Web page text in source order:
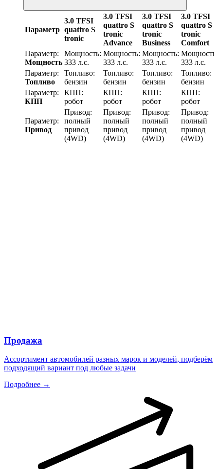
Параметр
3.0 TFSI
quattro S
tronic
3.0 TFSI
quattro S
tronic
Advance
3.0 TFSI
quattro S
tronic
Business
3.0 TFSI
quattro S
tronic
Comfort
Параметр:
Мощность
Мощность:
333 л.с.
Мощность:
333 л.с.
Мощность:
333 л.с.
Мощность:
333 л.с.
Параметр:
Топливо
Топливо:
бензин
Топливо:
бензин
Топливо:
бензин
Топливо:
бензин
Параметр:
КПП
КПП:
робот
КПП:
робот
КПП:
робот
КПП:
робот
Параметр:
Привод
Привод:
полный
привод
(4WD)
Привод:
полный
привод
(4WD)
Привод:
полный
привод
(4WD)
Привод:
полный
привод
(4WD)
Продажа
Ассортимент автомобилей разных марок и моделей, подберём
подходящий вариант под любые задачи
Подробнее →